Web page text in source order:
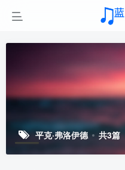
平克·弗洛伊德 共3篇